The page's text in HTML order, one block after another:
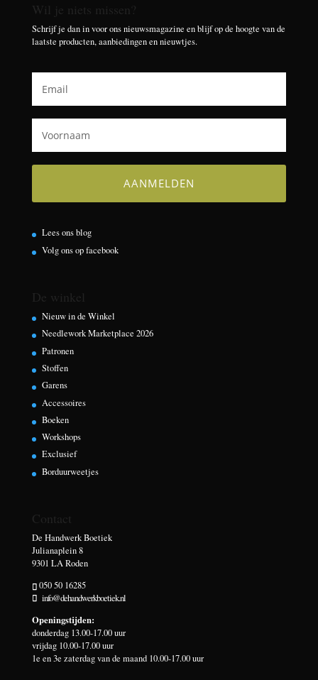
Wil je niets missen?
Schrijf je dan in voor ons nieuwsmagazine en blijf op de hoogte van de
laatste producten, aanbiedingen en nieuwtjes.
Lees ons blog
Volg ons op facebook
De winkel
Nieuw in de Winkel
Needlework Marketplace 2026
Patronen
Stoffen
Garens
Accessoires
Boeken
Workshops
Exclusief
Borduurweetjes
Contact
De Handwerk Boetiek
Julianaplein 8
9301 LA Roden
050 50 16285
info@dehandwerkboetiek.nl
Openingstijden:
donderdag 13.00-17.00 uur
vrijdag 10.00-17.00 uur
1e en 3e zaterdag van de maand 10.00-17.00 uur